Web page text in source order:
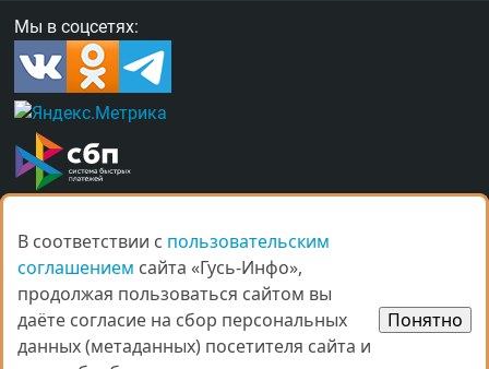
Мы в соцсетях:
О насНаградыПравилаКонтакты
Рекламные услуги в Гусь-Хрустальном
В соответствии с пользовательским
соглашением сайта «Гусь-Инфо»,
продолжая пользоваться сайтом вы
даёте согласие на сбор персональных
данных (метаданных) посетителя сайта и
Понятно
В соответствии с пользовательским
соглашением сайта «Гусь-Инфо»,
продолжая пользоваться сайтом вы
даёте согласие на сбор персональных
данных (метаданных) посетителя сайта и
Понятно